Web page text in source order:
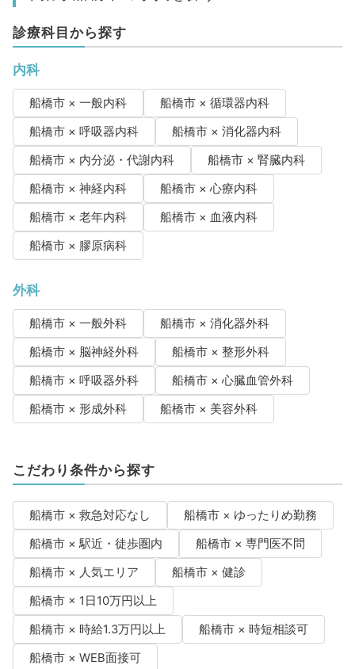
診療科目から探す
内科
船橋市 × 一般内科
船橋市 × 循環器内科
船橋市 × 呼吸器内科
船橋市 × 消化器内科
船橋市 × 内分泌・代謝内科
船橋市 × 腎臓内科
船橋市 × 神経内科
船橋市 × 心療内科
船橋市 × 老年内科
船橋市 × 血液内科
船橋市 × 膠原病科
外科
船橋市 × 一般外科
船橋市 × 消化器外科
船橋市 × 脳神経外科
船橋市 × 整形外科
船橋市 × 呼吸器外科
船橋市 × 心臓血管外科
船橋市 × 形成外科
船橋市 × 美容外科
こだわり条件から探す
船橋市 × 救急対応なし
船橋市 × ゆったりめ勤務
船橋市 × 駅近・徒歩圏内
船橋市 × 専門医不問
船橋市 × 人気エリア
船橋市 × 健診
船橋市 × 1日10万円以上
船橋市 × 時給1.3万円以上
船橋市 × 時短相談可
船橋市 × WEB面接可